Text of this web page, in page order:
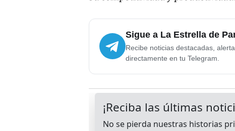
Sigue a La Estrella de
Recibe noticias destacadas,
directamente en tu Telegram.